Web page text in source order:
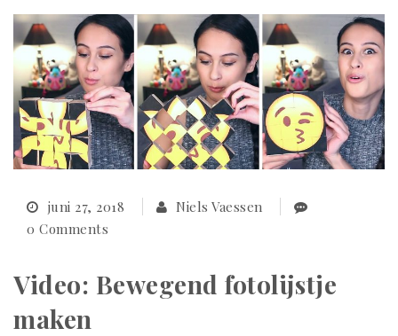
juni 27, 2018
Niels Vaessen
0 Comments
Video: Bewegend fotolijstje
maken